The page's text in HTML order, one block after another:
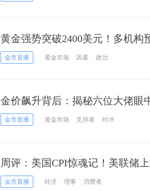
黄金强势突破2400美元！多机构
金市直播 黄金市场 因素 政治
金价飙升背后：揭秘六位大佬眼
金市直播 黄金市场 支持者 对冲
周评：美国CPI惊魂记！美联储
突传异动 黄金夺回2410
金市直播 经济 理事 消费者